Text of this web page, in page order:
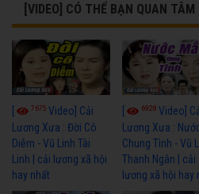
[VIDEO] CÓ THỂ BẠN QUAN TÂM
7675 Video] Cải
Lương Xưa : Đời Cô
Diễm - Vũ Linh Tài
Linh | cải lương xã hội
hay nhất
6928Video]
Lương Xưa :
Chung Tình - Vũ
Thanh Ngân | cải
lương xã hội hay